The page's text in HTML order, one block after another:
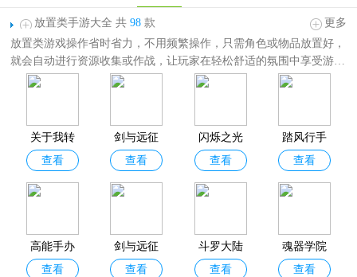
放置类手游大全 共 98 款
更多
放置类游戏操作省时省力，不用频繁操作，只需角色或物品放置好，
就会自动进行资源收集或作战，让玩家在轻松舒适的氛围中享受游戏
的魅力。那么，
有哪些值得一试的放置游戏呢
大陆武魂觉醒、双生幻想等多款热门放置手游。每款游戏都各具特
色，还有丰富的游戏福利等你来领取，如果你还在找一款好玩的放置
游戏不妨到这里下载体验一番！
关于我转
生变成史
莱姆这档
查看
剑与远征
启程官方
正版
查看
闪烁之光
官服
查看
踏风行手
游
查看
高能手办
团
查看
剑与远征
官服
查看
斗罗大陆
武魂觉醒
查看
魂器学院
查看